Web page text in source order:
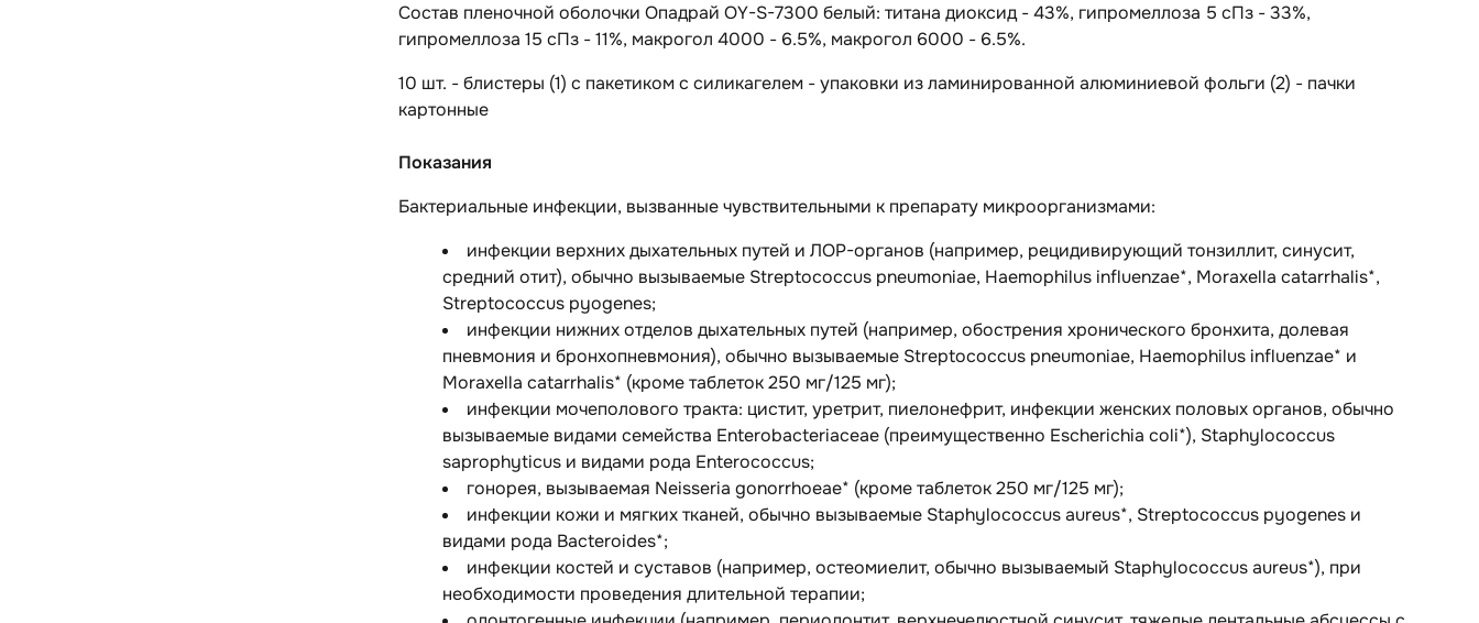
Состав пленочной оболочки Опадрай OY-S-7300 белый: титана диоксид - 43%, гипромеллоза 5 сПз - 33%,
гипромеллоза 15 сПз - 11%, макрогол 4000 - 6.5%, макрогол 6000 - 6.5%.
10 шт. - блистеры (1) с пакетиком с силикагелем - упаковки из ламинированной алюминиевой фольги (2) - пачки
картонные
Показания
Бактериальные инфекции, вызванные чувствительными к препарату микроорганизмами:
инфекции верхних дыхательных путей и ЛОР-органов (например, рецидивирующий тонзиллит, синусит,
средний отит), обычно вызываемые Streptococcus pneumoniae, Haemophilus influenzae*, Moraxella catarrhalis*,
Streptococcus pyogenes;
инфекции нижних отделов дыхательных путей (например, обострения хронического бронхита, долевая
пневмония и бронхопневмония), обычно вызываемые Streptococcus pneumoniae, Haemophilus influenzae* и
Moraxella catarrhalis* (кроме таблеток 250 мг/125 мг);
инфекции мочеполового тракта: цистит, уретрит, пиелонефрит, инфекции женских половых органов, обычно
вызываемые видами семейства Enterobacteriaceae (преимущественно Escherichia coli*), Staphylococcus
saprophyticus и видами рода Enterococcus;
гонорея, вызываемая Neisseria gonorrhoeae* (кроме таблеток 250 мг/125 мг);
инфекции кожи и мягких тканей, обычно вызываемые Staphylococcus aureus*, Streptococcus pyogenes и
видами рода Bacteroides*;
инфекции костей и суставов (например, остеомиелит, обычно вызываемый Staphylococcus aureus*), при
необходимости проведения длительной терапии;